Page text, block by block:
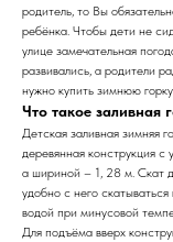
родитель, то Вы
ребёнка. Чтобы дети не
улице замечательная
развивались, а родители
нужно купить зимнюю
Что такое заливная
Детская заливная зимняя
деревянная конструкция
а шириной – 1, 28 м. Скат
удобно с него
водой при минусовой
Для подъёма вверх